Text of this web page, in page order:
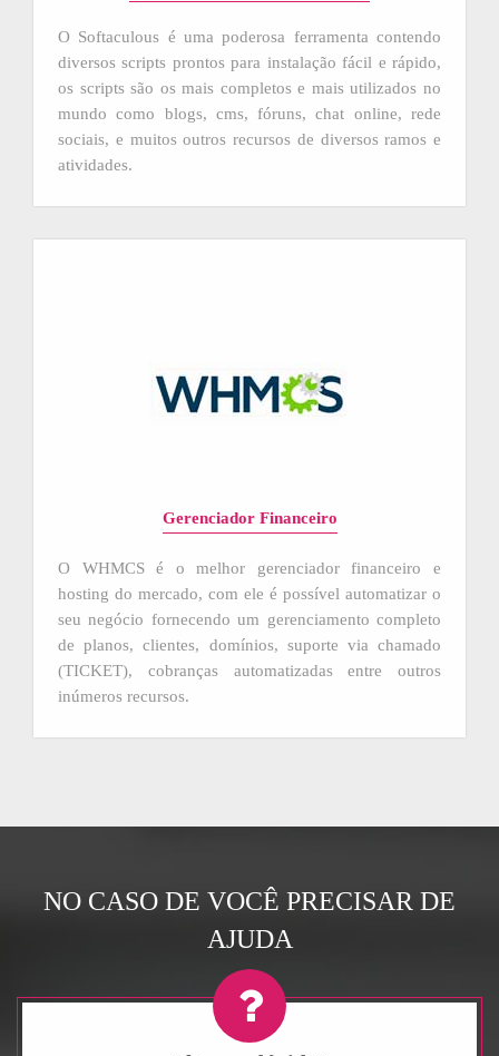
O Softaculous é uma poderosa ferramenta contendo
diversos scripts prontos para instalação fácil e rápido,
os scripts são os mais completos e mais utilizados no
mundo como blogs, cms, fóruns, chat online, rede
sociais, e muitos outros recursos de diversos ramos e
atividades.
Gerenciador Financeiro
O WHMCS é o melhor gerenciador financeiro e
hosting do mercado, com ele é possível automatizar o
seu negócio fornecendo um gerenciamento completo
de planos, clientes, domínios, suporte via chamado
(TICKET), cobranças automatizadas entre outros
inúmeros recursos.
NO CASO DE VOCÊ PRECISAR DE
AJUDA